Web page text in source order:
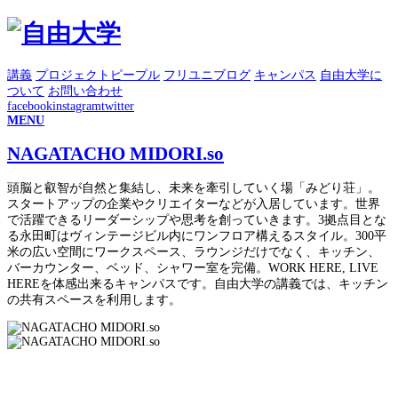
講義 プロジェクト ピープル フリユニブログ キャンパス 自由大学に
ついて お問い合わせ
facebookinstagramtwitter
MENU
NAGATACHO MIDORI.so
頭脳と叡智が自然と集結し、未来を牽引していく場「みどり荘」。
スタートアップの企業やクリエイターなどが入居しています。世界
で活躍できるリーダーシップや思考を創っていきます。3拠点目とな
る永田町はヴィンテージビル内にワンフロア構えるスタイル。300平
米の広い空間にワークスペース、ラウンジだけでなく、キッチン、
バーカウンター、ベッド、シャワー室を完備。WORK HERE, LIVE
HEREを体感出来るキャンパスです。自由大学の講義では、キッチン
の共有スペースを利用します。